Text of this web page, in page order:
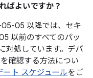
ばよいですか？
05 以降では、セキ
以前のすべてのパッ
対処しています。デバ
確認する方法につい
ト スケジュールをご